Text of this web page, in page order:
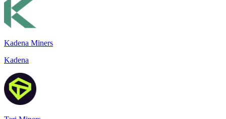
Kadena Miners
Kadena